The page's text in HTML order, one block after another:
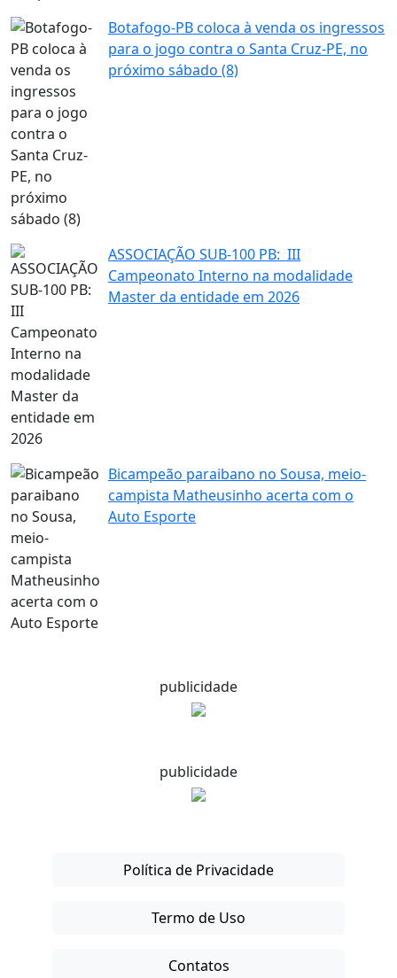
Botafogo-PB coloca à venda os ingressos
para o jogo contra o Santa Cruz-PE, no
próximo sábado (8)
ASSOCIAÇÃO SUB-100 PB: III
Campeonato Interno na modalidade
Master da entidade em 2026
Bicampeão paraibano no Sousa, meio-
campista Matheusinho acerta com o
Auto Esporte
publicidade
publicidade
Política de Privacidade
Termo de Uso
Contatos